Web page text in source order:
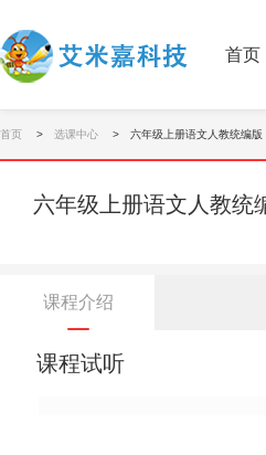
首页
首页 选课中心 六年级上册语文人教统编
六年级上册语文人教统
课程介绍
课程试听